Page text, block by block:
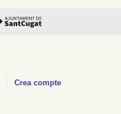
Crea compte